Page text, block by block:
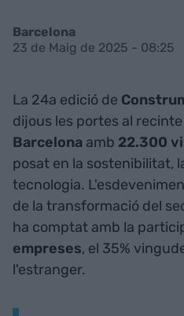
Barcelona
23 de Maig de 2025 - 08:25
La 24a edició de
dijous les portes al recinte
Barcelona amb 22.300
posat en la sostenibilitat,
tecnologia.
de la transformació del
ha comptat amb la
empreses, el 35%
l'estranger.